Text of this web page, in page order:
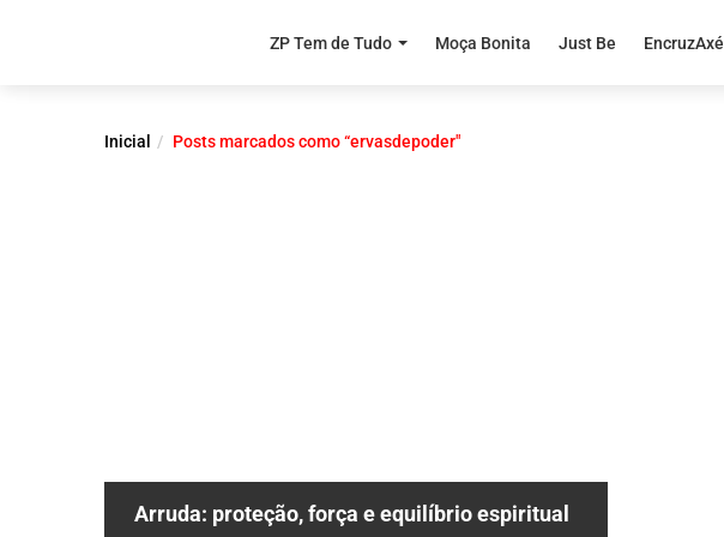
ZP Tem de Tudo Moça Bonita Just Be EncruzAxé
Inicial Posts marcados como “ervasdepoder"
Arruda: proteção, força e equilíbrio espiritual